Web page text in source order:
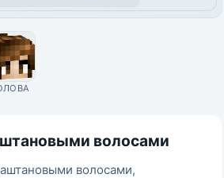
волосами
волосами,